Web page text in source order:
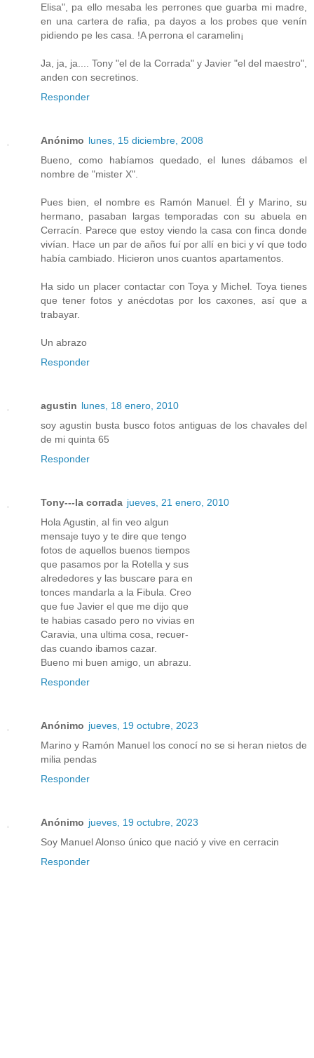
Elisa", pa ello mesaba les perrones que guarba mi madre,
en una cartera de rafia, pa dayos a los probes que venín
pidiendo pe les casa. !A perrona el caramelin¡
Ja, ja, ja.... Tony "el de la Corrada" y Javier "el del maestro",
anden con secretinos.
Responder
Anónimo lunes, 15 diciembre, 2008
Bueno, como habíamos quedado, el lunes dábamos el
nombre de "mister X".
Pues bien, el nombre es Ramón Manuel. Él y Marino, su
hermano, pasaban largas temporadas con su abuela en
Cerracín. Parece que estoy viendo la casa con finca donde
vivían. Hace un par de años fuí por allí en bici y ví que todo
había cambiado. Hicieron unos cuantos apartamentos.
Ha sido un placer contactar con Toya y Michel. Toya tienes
que tener fotos y anécdotas por los caxones, así que a
trabayar.
Un abrazo
Responder
agustin lunes, 18 enero, 2010
soy agustin busta busco fotos antiguas de los chavales del
de mi quinta 65
Responder
Tony---la corrada jueves, 21 enero, 2010
Hola Agustin, al fin veo algun
mensaje tuyo y te dire que tengo
fotos de aquellos buenos tiempos
que pasamos por la Rotella y sus
alrededores y las buscare para en
tonces mandarla a la Fibula. Creo
que fue Javier el que me dijo que
te habias casado pero no vivias en
Caravia, una ultima cosa, recuer-
das cuando ibamos cazar.
Bueno mi buen amigo, un abrazu.
Responder
Anónimo jueves, 19 octubre, 2023
Marino y Ramón Manuel los conocí no se si heran nietos de
milia pendas
Responder
Anónimo jueves, 19 octubre, 2023
Soy Manuel Alonso único que nació y vive en cerracin
Responder